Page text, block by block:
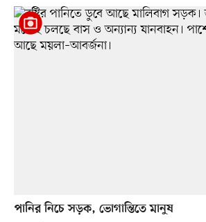
পানির নিচে সড়ক, ভোগান্তিতে মানুষ